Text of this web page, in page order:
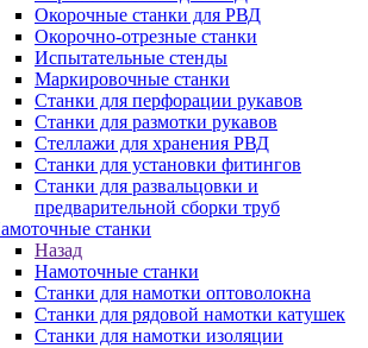
Окорочные станки для РВД
Окорочно-отрезные станки
Испытательные стенды
Маркировочные станки
Станки для перфорации рукавов
Станки для размотки рукавов
Стеллажи для хранения РВД
Станки для установки фитингов
Станки для развальцовки и
предварительной сборки труб
станки
Назад
Намоточные станки
Станки для намотки оптоволокна
Станки для рядовой намотки катушек
Станки для намотки изоляции